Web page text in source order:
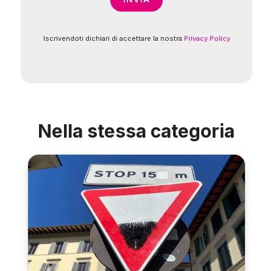
Iscrivendoti dichiari di accettare la nostra Privacy Policy
Nella stessa categoria